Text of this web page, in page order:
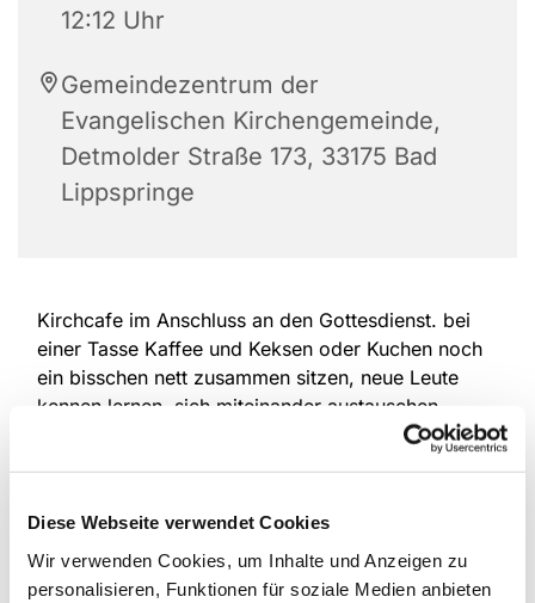
Diese Webseite verwendet Cookies
Wir verwenden Cookies, um Inhalte und Anzeigen zu
personalisieren, Funktionen für soziale Medien anbieten
12:12 Uhr
Gemeindezentrum der
Evangelischen Kirchengemeinde,
Detmolder Straße 173, 33175 Bad
Lippspringe
Kirchcafe im Anschluss an den Gottesdienst. bei
einer Tasse Kaffee und Keksen oder Kuchen noch
ein bisschen nett zusammen sitzen, neue Leute
kennen lernen, sich miteinander austauschen.